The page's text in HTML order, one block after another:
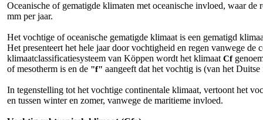
Oceanische of gematigde klimaten met oceanische invloed, waar
mm per jaar.
Het vochtige of oceanische gematigde klimaat is een gematigd
Het presenteert het hele jaar door vochtigheid en regen vanwege
klimaatclassificatiesysteem van Köppen wordt het klimaat Cf
of mesotherm is en de "f" aangeeft dat het vochtig is (van het
In tegenstelling tot het vochtige continentale klimaat, vertoont het
en tussen winter en zomer, vanwege de maritieme invloed.